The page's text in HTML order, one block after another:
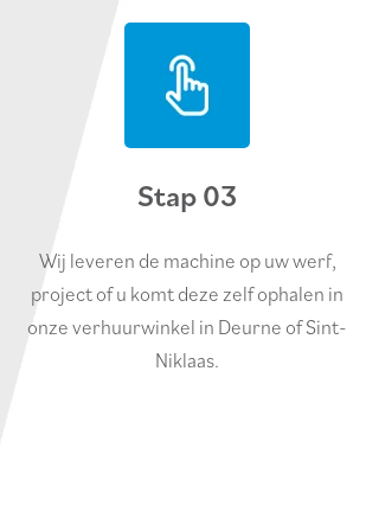
Stap 03
Wij leveren de machine op uw werf,
project of u komt deze zelf ophalen in
onze verhuurwinkel in Deurne of Sint-
Niklaas.